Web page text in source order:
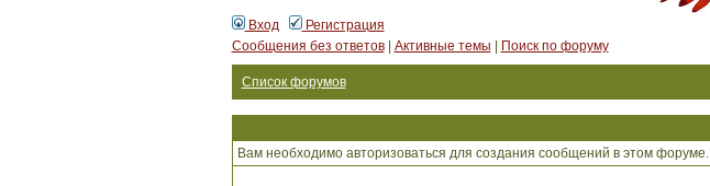
Вход
Регистрация
Сообщения без ответов| Активные темы Поиск по форуму
Список форумов
Вам необходимо авторизоваться для создания сообщений в этом форуме.